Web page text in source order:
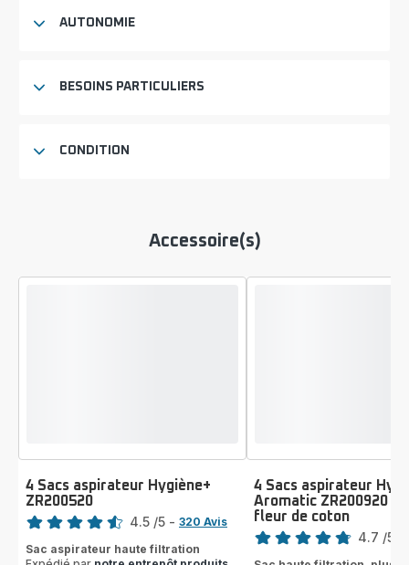
AUTONOMIE
BESOINS PARTICULIERS
CONDITION
Accessoire(s)
4 Sacs aspirateur Hygiène+
ZR200520
Note
4.5 /5 - 320 Avis
Sac aspirateur haute filtration
4 Sacs aspirateur
Aromatic ZR200920 -
fleur de coton
Note
4.7 /5